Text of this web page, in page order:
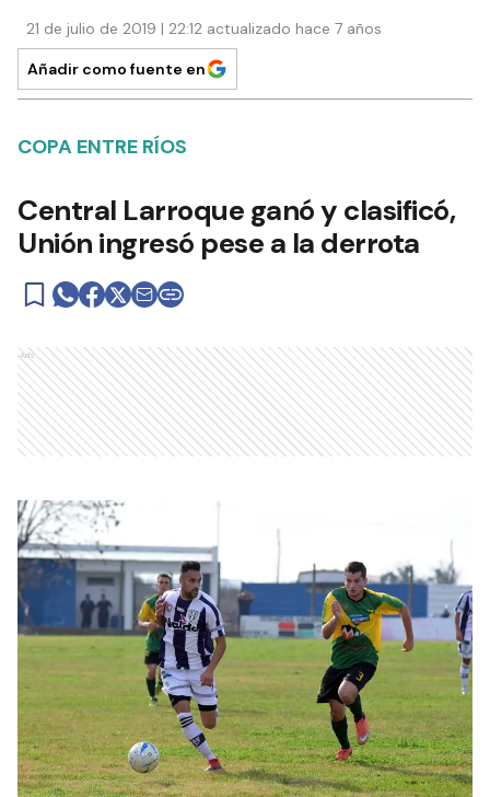
21 de julio de 2019 | 22:12 actualizado hace 7 años
Añadir como fuente en
COPA ENTRE RÍOS
Central Larroque ganó y clasificó,
Unión ingresó pese a la derrota
Ads